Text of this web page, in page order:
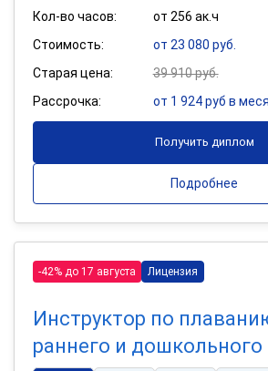
Кол-во часов:
от 256 ак.ч
Стоимость:
от 23 080 руб.
Старая цена:
39 910 руб.
Рассрочка:
от 1 924 руб в
Получить диплом
Подробнее
-42% до 17 августа Лицензия
Инструктор по
раннего и дошкольного